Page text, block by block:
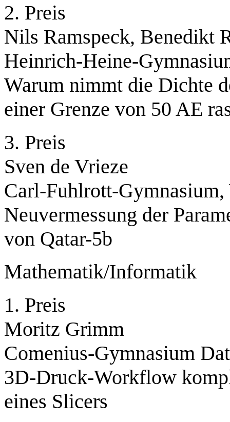
2. Preis
Nils Ramspeck, Benedikt
Heinrich-Heine-
Warum nimmt die Dichte
einer Grenze von 50 AE
3. Preis
Sven de Vrieze
Carl-Fuhlrott-Gymnasium,
Neuvermessung der
von Qatar-5b
Mathematik/Informatik
1. Preis
Moritz Grimm
Comenius-Gymnasium
3D-Druck-Workflow
eines Slicers